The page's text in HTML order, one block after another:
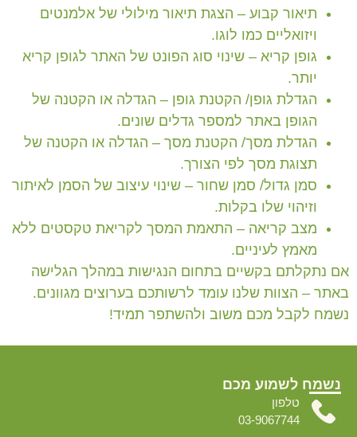
תיאור קבוע – הצגת תיאור מילולי של אלמנטים
ויזואליים כמו לוגו.
גופן קריא – שינוי סוג הפונט של האתר לגופן קריא
יותר.
הגדלת גופן/ הקטנת גופן – הגדלה או הקטנה של
הגופן באתר למספר גדלים שונים.
הגדלת מסך/ הקטנת מסך – הגדלה או הקטנה של
תצוגת מסך לפי הצורך.
סמן גדול/ סמן שחור – שינוי עיצוב של הסמן לאיתור
וזיהוי שלו בקלות.
מצב קריאה – התאמת המסך לקריאת טקסטים ללא
מאמץ לעיניים.
אם נתקלתם בקשיים בתחום הנגישות במהלך הגלישה
באתר – הצוות שלנו עומד לרשותכם בערוצים מגוונים.
נשמח לקבל מכם משוב ולהשתפר תמיד!
נשמח לשמוע מכם
טלפון
03-9067744